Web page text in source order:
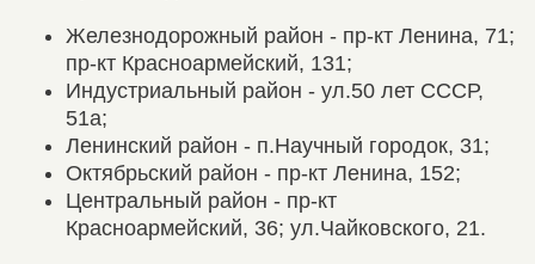
Железнодорожный район - пр-кт Ленина, 71;
пр-кт Красноармейский, 131;
Индустриальный район - ул.50 лет СССР,
51а;
Ленинский район - п.Научный городок, 31;
Октябрьский район - пр-кт Ленина, 152;
Центральный район - пр-кт
Красноармейский, 36; ул.Чайковского, 21.